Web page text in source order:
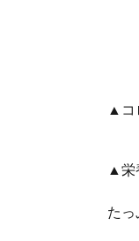
▲コ
▲栄
た